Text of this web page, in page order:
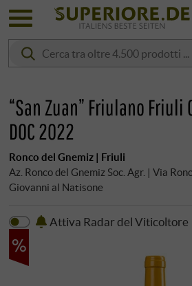
“San Zuan” Friulano
DOC 2022
Ronco del Gnemiz | Friuli
Az. Ronco del Gnemiz Soc. Agr. | Via
Giovanni al Natisone
Attiva Radar del Viticoltore